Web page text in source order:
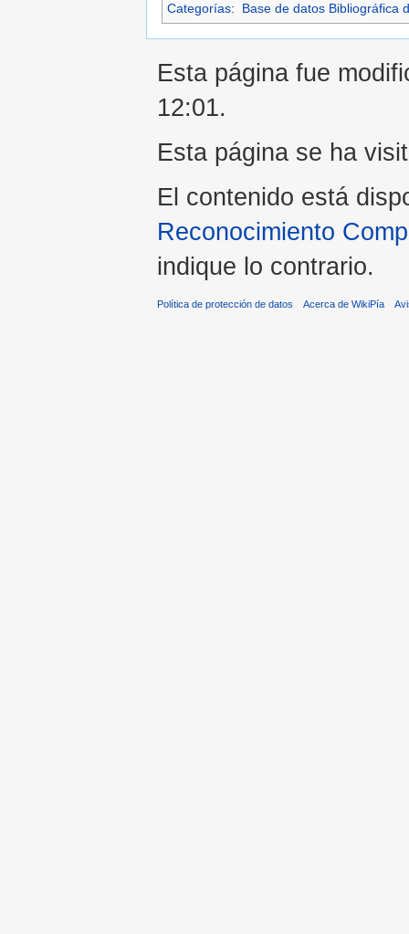
Categorías: Base de datos Bibliográfica
Esta página fue
12:01.
Esta página se ha
El contenido está
Reconocimiento
indique lo contrario.
Política de protección de datos Acerca de WikiPía